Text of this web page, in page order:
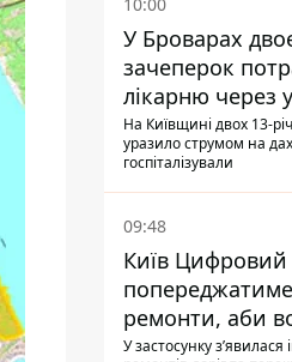
У Броварах
зачеперок
лікарню через
На Київщині двох 13-
уразило струмом на
госпіталізували
09:48
Київ Цифровий
ремонти, аби
уникати
У застосунку